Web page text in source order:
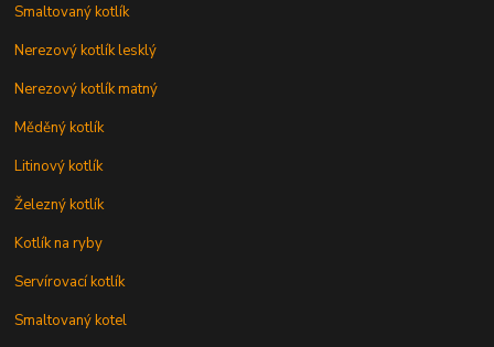
Smaltovaný kotlík
Nerezový kotlík lesklý
Nerezový kotlík matný
Měděný kotlík
Litinový kotlík
Železný kotlík
Kotlík na ryby
Servírovací kotlík
Smaltovaný kotel